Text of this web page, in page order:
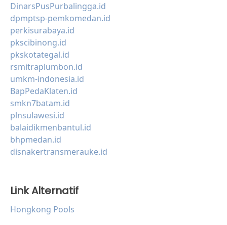
DinarsPusPurbalingga.id
dpmptsp-pemkomedan.id
perkisurabaya.id
pkscibinong.id
pkskotategal.id
rsmitraplumbon.id
umkm-indonesia.id
BapPedaKlaten.id
smkn7batam.id
plnsulawesi.id
balaidikmenbantul.id
bhpmedan.id
disnakertransmerauke.id
Link Alternatif
Hongkong Pools